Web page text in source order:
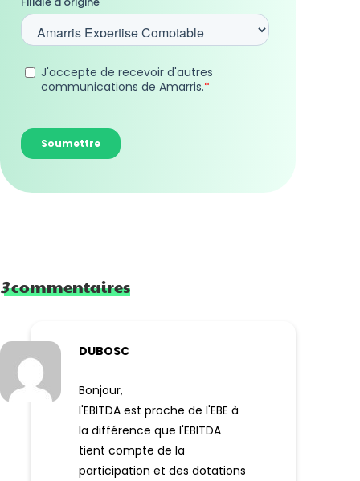
3commentaires
DUBOSC
Bonjour,
l'EBITDA est proche de l'EBE à
la différence que l'EBITDA
tient compte de la
participation et des dotations